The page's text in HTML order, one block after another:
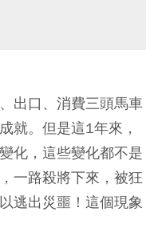
出口、消費三頭馬車
就。但是這1年來，
化，這些變化都不是
一路殺將下來，被狂
逃出災噩！這個現象